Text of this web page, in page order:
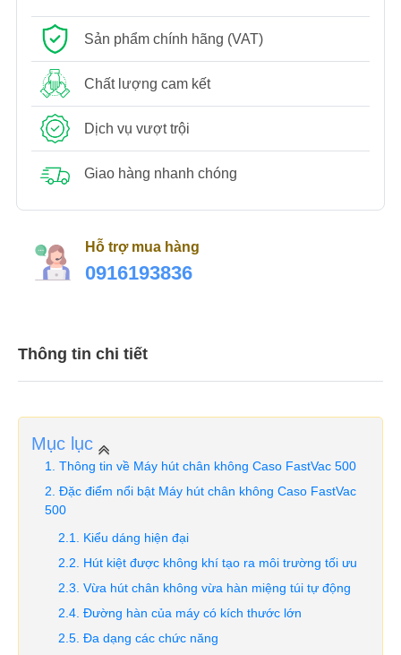
Sản phẩm chính hãng (VAT)
Chất lượng cam kết
Dịch vụ vượt trội
Giao hàng nhanh chóng
Hỗ trợ mua hàng
0916193836
Thông tin chi tiết
Mục lục
Thông tin về Máy hút chân không Caso FastVac 500
Đặc điểm nổi bật Máy hút chân không Caso FastVac
500
Kiểu dáng hiện đại
Hút kiệt được không khí tạo ra môi trường tối ưu
Vừa hút chân không vừa hàn miệng túi tự động
Đường hàn của máy có kích thước lớn
Đa dạng các chức năng